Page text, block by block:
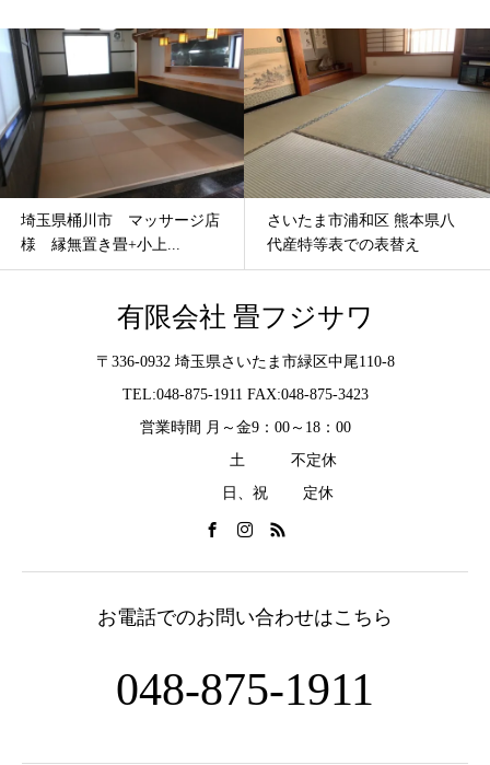
ジ店
さいたま市浦和区 熊本県八
代産特等表での表替え
埼玉県志木市 マンシ
フォーム 天然目積表
有限会社 畳フジサワ
〒336-0932 埼玉県さいたま市緑区中尾110-8
TEL:048-875-1911 FAX:048-875-3423
営業時間 月～金9：00～18：00
土 不定休
日、祝 定休
お電話でのお問い合わせはこちら
048-875-1911